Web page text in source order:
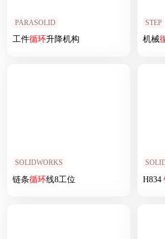
PARASOLID
工件循环升降机构
STEP
机械
SOLIDWORKS
链条循环线8工位 H834